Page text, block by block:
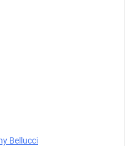
Bellucci